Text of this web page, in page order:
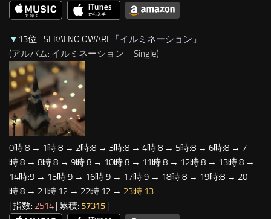
▼ 13位…SEKAI NO OWARI 「 イルミネーション 」
(アルバム: イルミネーション – Single)
0時:8 → 1時:8 → 2時:8 → 3時:8 → 4時:8 → 5時:8 → 6時:8 → 7
時:8 → 8時:8 → 9時:8 → 10時:8 → 11時:8 → 12時:8 → 13時:8 →
14時:9 → 15時:9 → 16時:9 → 17時:9 → 18時:8 → 19時:8 → 20
時:8 → 21時:12 → 22時:12 → 23時:13
| 指数: 2514 | 累積: 57315